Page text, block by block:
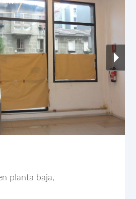
planta baja,